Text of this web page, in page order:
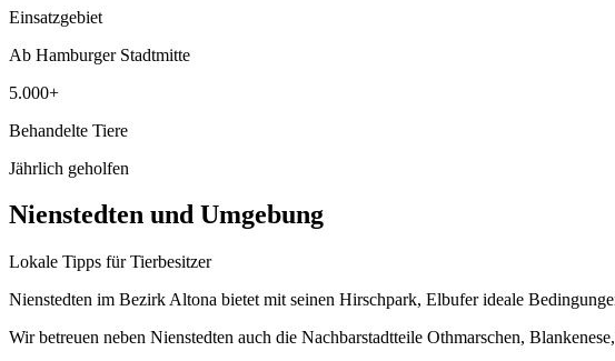
Einsatzgebiet
Ab Hamburger Stadtmitte
5.000+
Behandelte Tiere
Jährlich geholfen
Nienstedten und Umgebung
Lokale Tipps für Tierbesitzer
Nienstedten im Bezirk Altona bietet mit seinen Hirschpark, Elbufer ideale
Wir betreuen neben Nienstedten auch die Nachbarstadtteile Othmarschen,